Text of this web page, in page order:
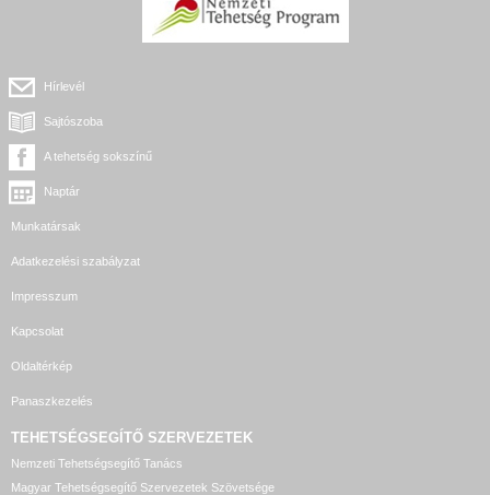
Hírlevél
Sajtószoba
A tehetség sokszínű
Naptár
Munkatársak
Adatkezelési szabályzat
Impresszum
Kapcsolat
Oldaltérkép
Panaszkezelés
TEHETSÉGSEGÍTŐ SZERVEZETEK
Nemzeti Tehetségsegítő Tanács
Magyar Tehetségsegítő Szervezetek Szövetsége